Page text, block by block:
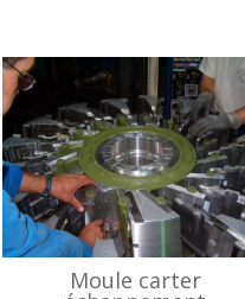
Moule carter